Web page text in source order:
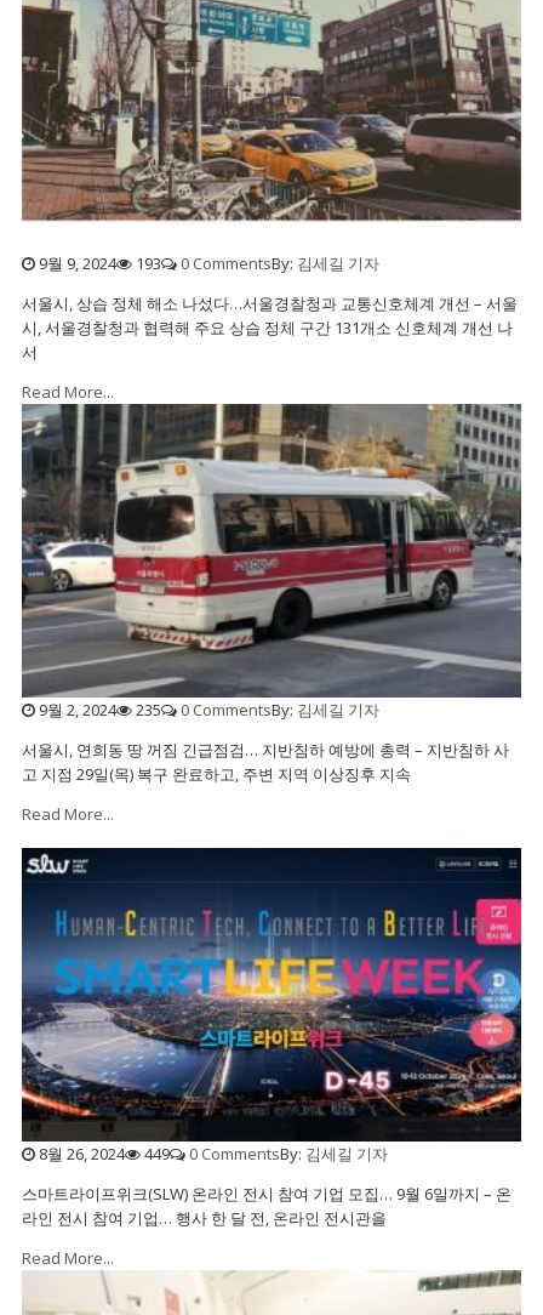
9월 9, 2024 193 0 CommentsBy: 김세길 기자
서울시, 상습 정체 해소 나섰다…서울경찰청과 교통신호체계 개선 – 서울
시, 서울경찰청과 협력해 주요 상습 정체 구간 131개소 신호체계 개선 나
서
Read More...
9월 2, 2024 235 0 CommentsBy: 김세길 기자
서울시, 연희동 땅 꺼짐 긴급점검… 지반침하 예방에 총력 – 지반침하 사
고 지점 29일(목) 복구 완료하고, 주변 지역 이상징후 지속
Read More...
8월 26, 2024 449 0 CommentsBy: 김세길 기자
스마트라이프위크(SLW) 온라인 전시 참여 기업 모집… 9월 6일까지 – 온
라인 전시 참여 기업… 행사 한 달 전, 온라인 전시관을
Read More...